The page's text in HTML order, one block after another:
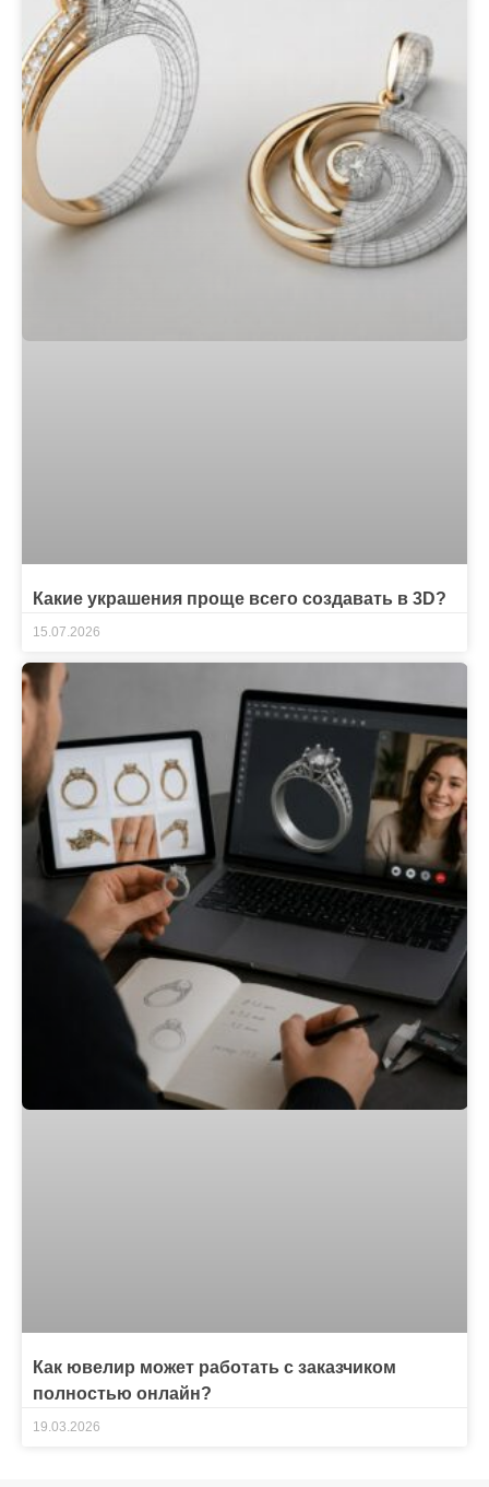
Какие украшения проще всего создавать в 3D?
15.07.2026
Как ювелир может работать с заказчиком
полностью онлайн?
19.03.2026